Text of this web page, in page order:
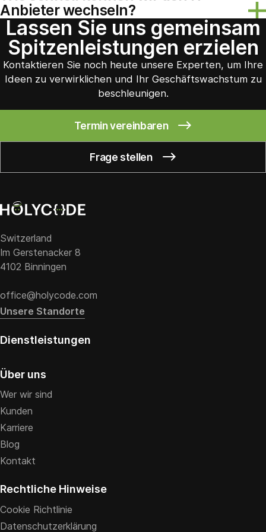
schneller, zuverlässiger und sicherer.
Informationen
Integrationen, Datenbankverbindungen und
benutzerdefinierte Workflows, die sich nahtlos in Ihre
aktuelle Technologieumgebung einfügen. Weitere
Informationen
Anbieter wechseln?
Unser sicherer Cloud-Migrationsprozess ermöglicht
Unternehmen einen schnellen und sicheren Übergang
und minimiert Ausfallzeiten.
Lassen Sie uns gemeinsam
Spitzenleistungen erzielen
Kontaktieren Sie noch heute unsere Experten, um Ihre
Ideen zu verwirklichen und Ihr Geschäftswachstum zu
beschleunigen.
Termin vereinbaren
Frage stellen
Switzerland
Im Gerstenacker 8
4102 Binningen
office@holycode.com
Unsere Standorte
Dienstleistungen
Über uns
Wer wir sind
Kunden
Karriere
Blog
Kontakt
Rechtliche Hinweise
Cookie Richtlinie
Datenschutzerklärung